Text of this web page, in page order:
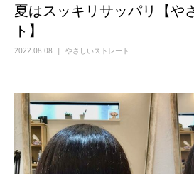
夏はスッキリサッパリ【や
ト】
2022.08.08 やさしいストレート